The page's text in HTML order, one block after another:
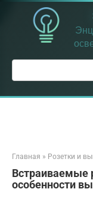
Перейти
контенту
Поиск:
Главная » Розетки и
Встраиваемые
особенности